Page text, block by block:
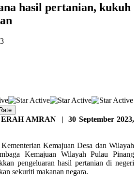
hasil pertanian, kukuh
ERAH AMRAN |30 September 2023,
Kemajuan Desa dan Wilayah
Kemajuan Wilayah Pulau Pinang
pengeluaran hasil pertanian di negeri
sekuriti makanan negara.